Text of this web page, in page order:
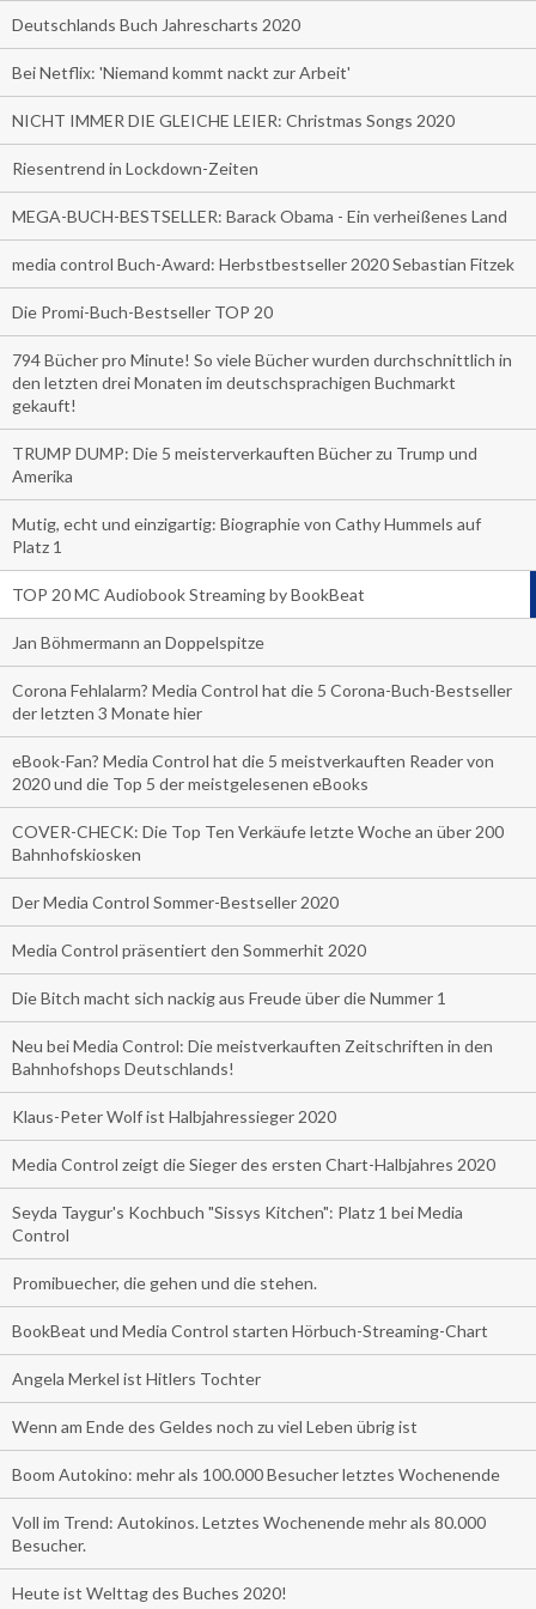
Deutschlands Buch Jahrescharts 2020
Bei Netflix: 'Niemand kommt nackt zur Arbeit'
NICHT IMMER DIE GLEICHE LEIER: Christmas Songs 2020
Riesentrend in Lockdown-Zeiten
MEGA-BUCH-BESTSELLER: Barack Obama - Ein verheißenes Land
media control Buch-Award: Herbstbestseller 2020 Sebastian Fitzek
Die Promi-Buch-Bestseller TOP 20
794 Bücher pro Minute! So viele Bücher wurden durchschnittlich in
den letzten drei Monaten im deutschsprachigen Buchmarkt
gekauft!
TRUMP DUMP: Die 5 meisterverkauften Bücher zu Trump und
Amerika
Mutig, echt und einzigartig: Biographie von Cathy Hummels auf
Platz 1
TOP 20 MC Audiobook Streaming by BookBeat
Jan Böhmermann an Doppelspitze
Corona Fehlalarm? Media Control hat die 5 Corona-Buch-Bestseller
der letzten 3 Monate hier
eBook-Fan? Media Control hat die 5 meistverkauften Reader von
2020 und die Top 5 der meistgelesenen eBooks
COVER-CHECK: Die Top Ten Verkäufe letzte Woche an über 200
Bahnhofskiosken
Der Media Control Sommer-Bestseller 2020
Media Control präsentiert den Sommerhit 2020
Die Bitch macht sich nackig aus Freude über die Nummer 1
Neu bei Media Control: Die meistverkauften Zeitschriften in den
Bahnhofshops Deutschlands!
Klaus-Peter Wolf ist Halbjahressieger 2020
Media Control zeigt die Sieger des ersten Chart-Halbjahres 2020
Seyda Taygur's Kochbuch "Sissys Kitchen": Platz 1 bei Media
Control
Promibuecher, die gehen und die stehen.
BookBeat und Media Control starten Hörbuch-Streaming-Chart
Angela Merkel ist Hitlers Tochter
Wenn am Ende des Geldes noch zu viel Leben übrig ist
Boom Autokino: mehr als 100.000 Besucher letztes Wochenende
Voll im Trend: Autokinos. Letztes Wochenende mehr als 80.000
Besucher.
Heute ist Welttag des Buches 2020!